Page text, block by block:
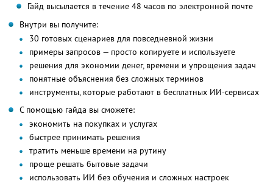
Гайд высылается в течение 48 часов по электронной почте
Внутри вы получите:
30 готовых сценариев для повседневной жизни
примеры запросов — просто копируете и используете
решения для экономии денег, времени и упрощения задач
понятные объяснения без сложных терминов
инструменты, которые работают в бесплатных ИИ-сервисах
С помощью гайда вы сможете:
экономить на покупках и услугах
быстрее принимать решения
тратить меньше времени на рутину
проще решать бытовые задачи
использовать ИИ без обучения и сложных настроек